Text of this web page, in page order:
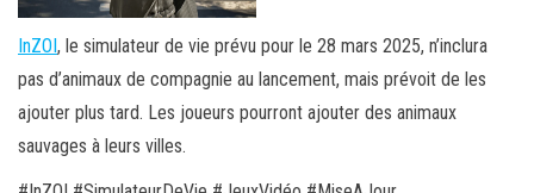
InZOI, le simulateur de vie prévu pour le 28 mars 2025, n’inclura
pas d’animaux de compagnie au lancement, mais prévoit de les
ajouter plus tard. Les joueurs pourront ajouter des animaux
sauvages à leurs villes.